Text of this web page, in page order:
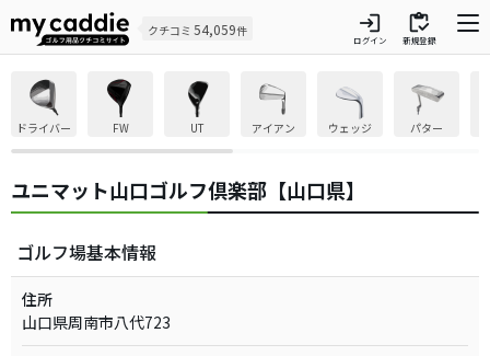
クチコミ 54,059件 login
ログイン
inventory
新規登録
ドライバー FW UT アイアン ウェッジ パター
ユニマット山口ゴルフ倶楽部【山口県】
ゴルフ場基本情報
住所
山口県周南市八代723